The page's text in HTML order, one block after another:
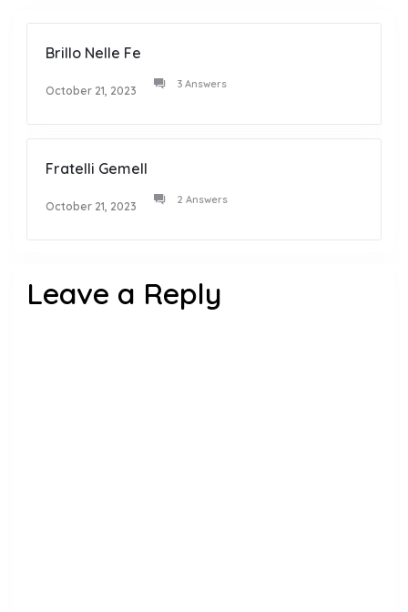
Brillo Nelle Fe
October 21, 2023 3 Answers
Fratelli Gemell
October 21, 2023 2 Answers
Leave a Reply